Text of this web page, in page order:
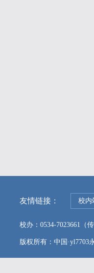
友情链接： 校内
校办：0534-7023661（
版权所有：中国·yl7703